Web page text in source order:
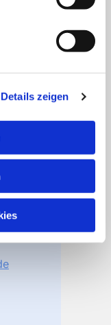
Details zeigen